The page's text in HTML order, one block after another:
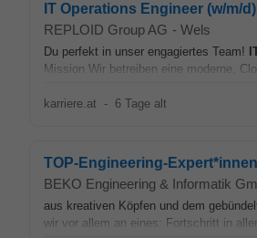
IT Operations Engineer (w/m/d)
REPLOID Group AG - Wels
Du perfekt in unser engagiertes Team!
Mission Wir betreiben eine moderne,
karriere.at - 6 Tage alt
TOP-Engineering-
BEKO Engineering & Informatik
aus kreativen Köpfen und dem
wir vor allem an eines: Fortschritt in